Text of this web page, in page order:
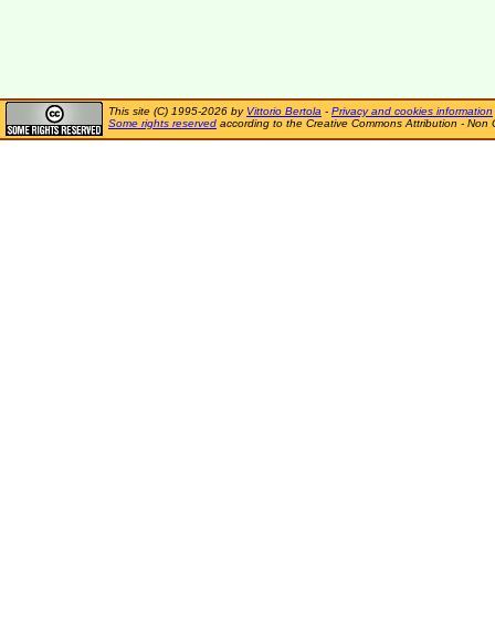
This site (C) 1995-2026 by Vittorio Bertola - Privacy and cookies information
Some rights reserved according to the Creative Commons Attribution - Non